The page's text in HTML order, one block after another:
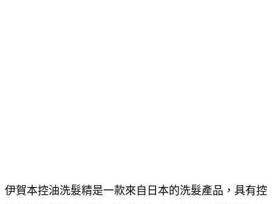
伊賀本控油洗髮精是一款來自日本的洗髮產品，具有控